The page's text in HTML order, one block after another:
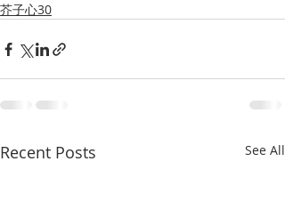
芥子心30
Recent Posts See All